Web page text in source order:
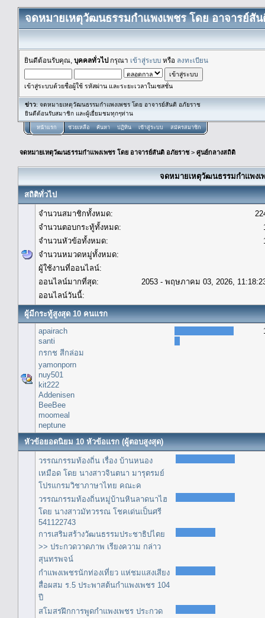
จดหมายเหตุวัฒนธรรมกำแพงเพชร โดย อาจารย์สั
ยินดีต้อนรับคุณ, บุคคลทั่วไปกรุณา เข้าสู่ระบบ หรือ ลงทะเบียน
เข้าสู่ระบบด้วยชื่อผู้ใช้ รหัสผ่าน และระยะเวลาในเซสชั่น
ข่าว: จดหมายเหตุวัฒนธรรมกำแพงเพชร โดย อาจารย์สันติ อภัยราช
ยินดีต้อนรับสมาชิก และผู้เยื่ยมชมทุกๆท่าน
หน้าแรก ช่วยเหลือ ค้นหา ปฏิทิน เข้าสู่ระบบ สมัครสมาชิก
จดหมายเหตุวัฒนธรรมกำแพงเพชร โดย อาจารย์สันติ อภัยราช> ศูนย์กลางสถิติ
จดหมายเหตุวัฒนธรรมกำแพง
สถิติทั่วไป
จำนวนสมาชิกทั้งหมด:
จำนวนตอบกระทู้ทั้งหมด:
จำนวนหัวข้อทั้งหมด:
จำนวนหมวดหมู่ทั้งหมด:
ผู้ใช้งานที่ออนไลน์:
ออนไลน์มากที่สุด:
2053 - พฤษภาคม 03, 2026,
ออนไลน์วันนี้:
ผู้มีกระทู้สูงสุด 10 คนแรก
apairach
santi
กรกช สีกล่อม
yamonporn
nuy501
kit222
Addenisen
BeeBee
moomeal
neptune
หัวข้อยอดนิยม 10 หัวข้อแรก (ผู้ตอบสูงสุด)
วรรณกรรมท้องถิ่น เรื่อง บ้านหนอง
เหมือด โดย นางสาวจินตนา มารุตรมย์
โปรแกรมวิชาภาษาไทย คณะค
วรรณกรรมท้องถิ่นหมู่บ้านหินลาดนาไฮ
โดย นางสาวมัทวรรณ โชคเด่นเป็นศรี
541122743
การเสริมสร้างวัฒนธรรมประชาธิปไตย
>> ประกวดวาดภาพ เรียงความ กล่าว
สุนทรพจน์
กำแพงเพชรนักท่องเที่ยว แห่ชมแสงเสียง
สื่อผสม ร.5 ประพาสต้นกำแพงเพชร 104
ปี
สโมสรฝึกการพูดกำแพงเพชร ประกวด